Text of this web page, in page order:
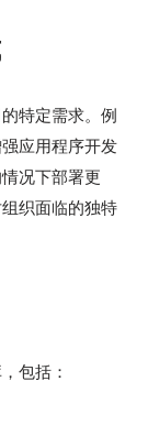
特定需求。例
应用程序开发
况下部署更
织面临的独特
包括：